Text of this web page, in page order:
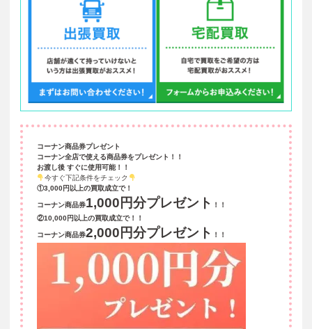
コーナン商品券プレゼント
コーナン全店で使える商品券をプレゼント！！
お渡し後 すぐに使用可能！！
今すぐ下記条件をチェック
①3,000円以上の買取成立で！
コーナン商品券1,000円分プレゼント
！！
②10,000円以上の買取成立で！！
コーナン商品券2,000円分プレゼント ！！